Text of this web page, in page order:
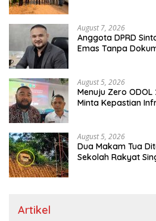
August 7, 2026
Anggota DPRD
Emas Tanpa
August 5, 2026
Menuju Zero
Minta Kepastian
August 5, 2026
Dua Makam Tua
Sekolah Rakyat
Artikel